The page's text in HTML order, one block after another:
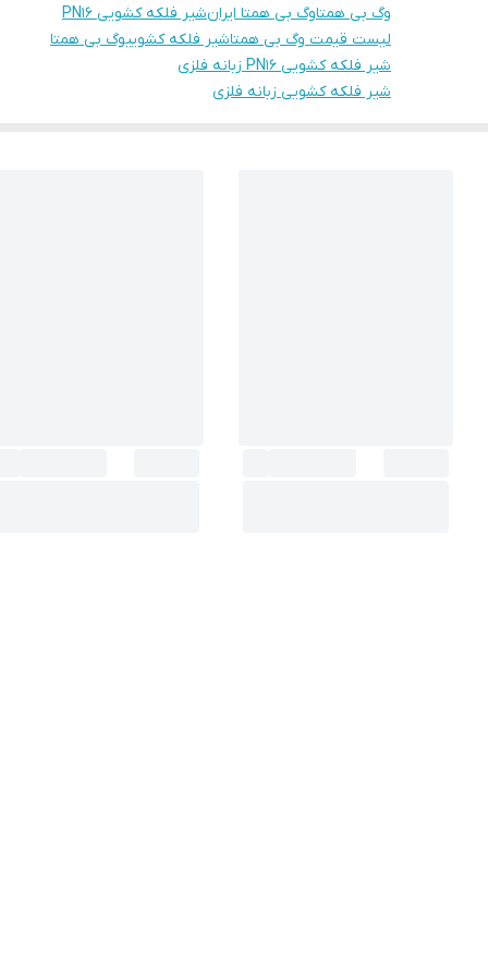
وگ بی همتاوگ بی همتا ایرانشیر فلکه کشویی PN16
لیست قیمت وگ بی همتاشیر فلکه کشوییوگ بی همتا
شیر فلکه کشویی PN16 زبانه فلزی
شیر فلکه کشویی زبانه فلزی